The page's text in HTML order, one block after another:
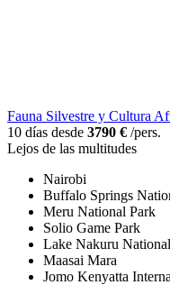
Fauna Silvestre y Cultura
10 días desde 3790 € /pers.
Lejos de las multitudes
Nairobi
Buffalo Springs
Meru National Park
Solio Game Park
Lake Nakuru
Maasai Mara
Jomo Kenyatta